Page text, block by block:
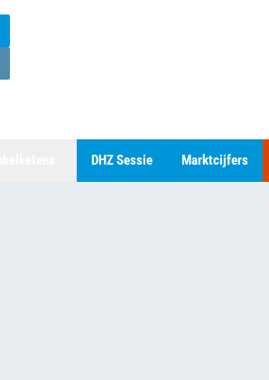
DHZ Sessie Marktcijfers